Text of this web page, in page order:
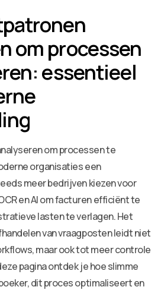
om processen
essentieel
om processen te
organisaties een
meer bedrijven kiezen voor
en AI om facturen efficiënt te
lasten te verlagen. Het
van vraagposten leidt niet
maar ook tot meer controle
pagina ontdek je hoe slimme
dit proces optimaliseert en